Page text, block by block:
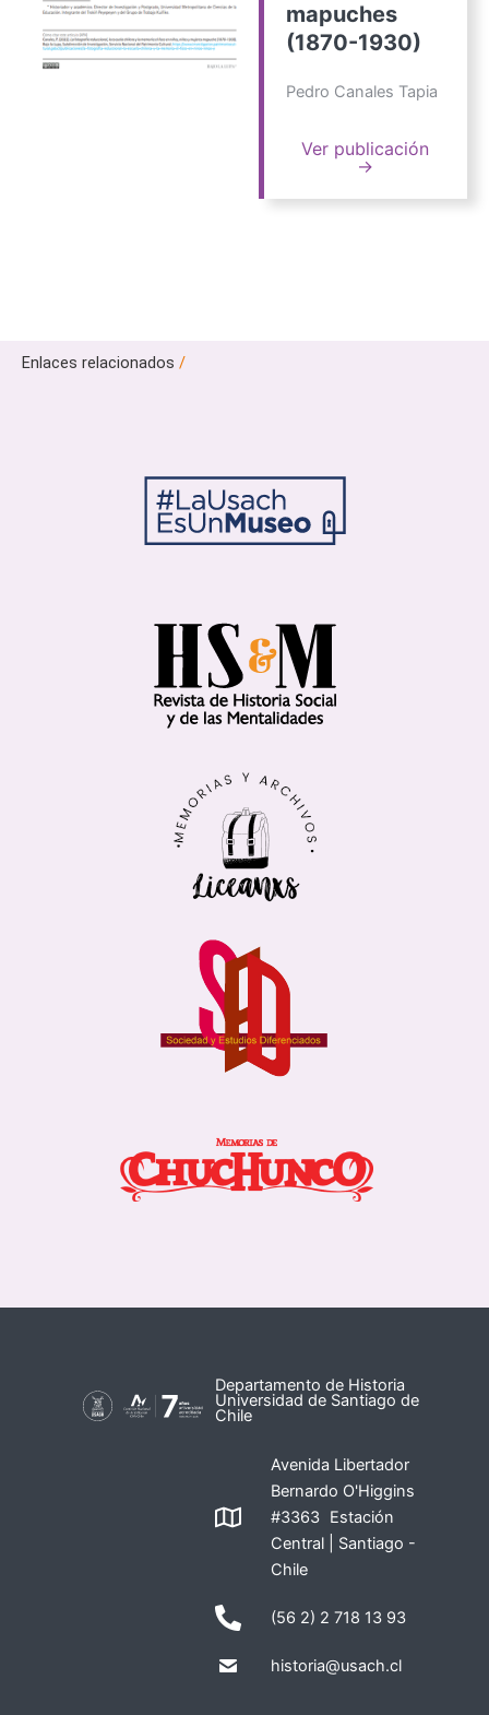
mapuches
(1870-1930)
Pedro Canales Tapia
Ver publicación
→
Enlaces relacionados /
Departamento de Historia
Universidad de Santiago de
Chile
Avenida Libertador
Bernardo O'Higgins
#3363 Estación
Central | Santiago -
Chile
(56 2) 2 718 13 93
historia@usach.cl